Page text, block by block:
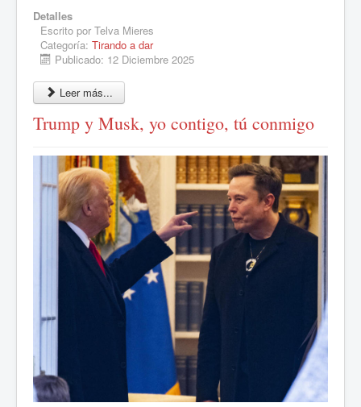
Detalles
Escrito por Telva Mieres
Categoría: Tirando a dar
Publicado: 12 Diciembre 2025
Leer más...
Trump y Musk, yo contigo, tú conmigo